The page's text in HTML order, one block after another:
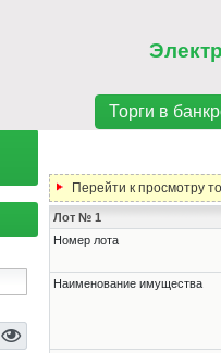
Торги в
Перейти к просмотру
Лот № 1
Номер лота
Наименование имущества